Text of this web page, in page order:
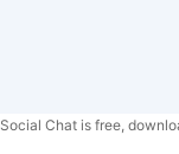
Social Chat is free,